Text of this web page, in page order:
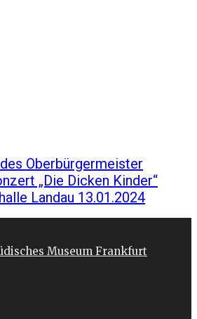
Oberbürgermeister
„Die Dicken Kinder“
Landau 13.01.2024